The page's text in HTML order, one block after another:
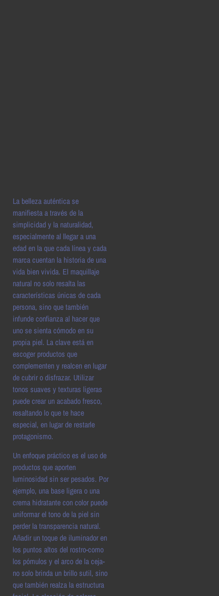
La belleza auténtica se
manifiesta a través de la
simplicidad y la naturalidad,
especialmente al llegar a una
edad en la que cada línea y cada
marca cuentan la historia de una
vida bien vivida. El maquillaje
natural no solo resalta las
características únicas de cada
persona, sino que también
infunde confianza al hacer que
uno se sienta cómodo en su
propia piel. La clave está en
escoger productos que
complementen y realcen en lugar
de cubrir o disfrazar. Utilizar
tonos suaves y texturas ligeras
puede crear un acabado fresco,
resaltando lo que te hace
especial, en lugar de restarle
protagonismo.
Un enfoque práctico es el uso de
productos que aporten
luminosidad sin ser pesados. Por
ejemplo, una base ligera o una
crema hidratante con color puede
uniformar el tono de la piel sin
perder la transparencia natural.
Añadir un toque de iluminador en
los puntos altos del rostro-como
los pómulos y el arco de la ceja-
no solo brinda un brillo sutil, sino
que también realza la estructura